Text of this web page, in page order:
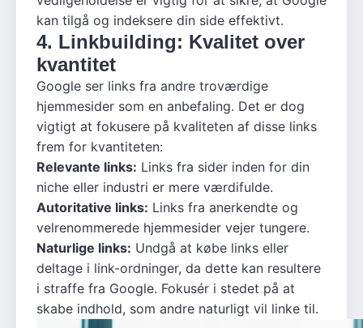
kan tilgå og indeksere din side effektivt.
4. Linkbuilding: Kvalitet over
kvantitet
Google ser links fra andre troværdige
hjemmesider som en anbefaling. Det er dog
vigtigt at fokusere på kvaliteten af disse links
frem for kvantiteten:
Relevante links: Links fra sider inden for din
niche eller industri er mere værdifulde.
Autoritative links: Links fra anerkendte og
velrenommerede hjemmesider vejer tungere.
Naturlige links: Undgå at købe links eller
deltage i link-ordninger, da dette kan resultere
i straffe fra Google. Fokusér i stedet på at
skabe indhold, som andre naturligt vil linke til.